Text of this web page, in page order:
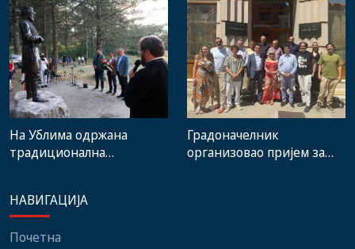
стадиону малих игара
нови мобилијар
На Ублима одржана
традиционална
Градоначелник
организовао пријем за
НАВИГАЦИЈА
Почетна